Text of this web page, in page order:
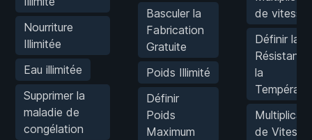
Nourriture
Illimitée
Eau illimitée
Supprimer la
maladie de
congélation
Basculer la
Fabrication
Gratuite
Poids Illimité
Définir
Poids
Maximum
de vitesse
Définir la
la
de Vitesse